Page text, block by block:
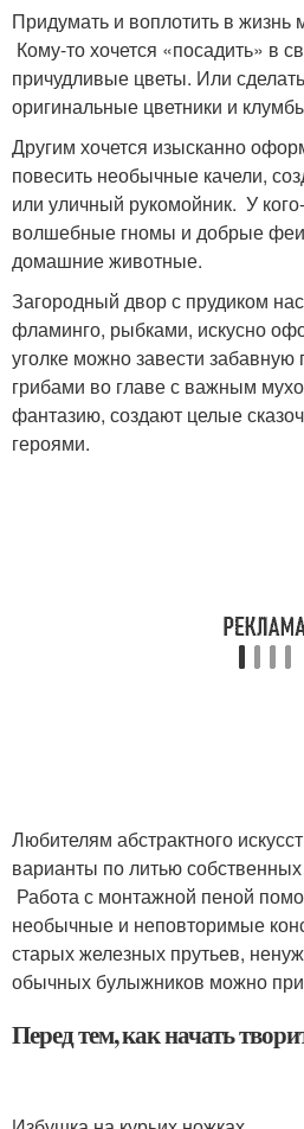
Придумать и воплотить в
Кому-то хочется «посадить» в
причудливые цветы. Или
оригинальные цветники и
Другим хочется изысканно
повесить необычные качели,
или уличный рукомойник. У
волшебные гномы и добрые
домашние животные.
Загородный двор с прудиком
фламинго, рыбками, искусно
уголке можно завести
грибами во главе с важным
фантазию, создают целые
героями.
Любителям абстрактного
варианты по литью
Работа с монтажной пеной
необычные и неповторимые
старых железных прутьев,
обычных булыжников можно
Перед тем, как начать